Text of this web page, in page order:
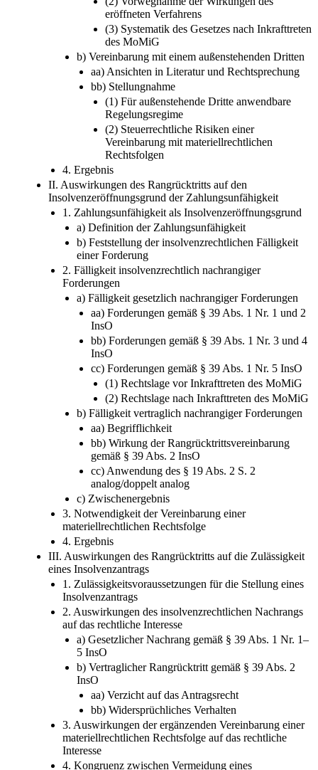
eröffneten Verfahrens
(3) Systematik des Gesetzes nach Inkrafttreten
des MoMiG
b) Vereinbarung mit einem außenstehenden Dritten
aa) Ansichten in Literatur und Rechtsprechung
bb) Stellungnahme
(1) Für außenstehende Dritte anwendbare
Regelungsregime
(2) Steuerrechtliche Risiken einer
Vereinbarung mit materiellrechtlichen
Rechtsfolgen
4. Ergebnis
II. Auswirkungen des Rangrücktritts auf den
Insolvenzeröffnungsgrund der Zahlungsunfähigkeit
1. Zahlungsunfähigkeit als Insolvenzeröffnungsgrund
a) Definition der Zahlungsunfähigkeit
b) Feststellung der insolvenzrechtlichen Fälligkeit
einer Forderung
2. Fälligkeit insolvenzrechtlich nachrangiger
Forderungen
a) Fälligkeit gesetzlich nachrangiger Forderungen
aa) Forderungen gemäß § 39 Abs. 1 Nr. 1 und 2
InsO
bb) Forderungen gemäß § 39 Abs. 1 Nr. 3 und 4
InsO
cc) Forderungen gemäß § 39 Abs. 1 Nr. 5 InsO
(1) Rechtslage vor Inkrafttreten des MoMiG
(2) Rechtslage nach Inkrafttreten des MoMiG
b) Fälligkeit vertraglich nachrangiger Forderungen
aa) Begrifflichkeit
bb) Wirkung der Rangrücktrittsvereinbarung
gemäß § 39 Abs. 2 InsO
cc) Anwendung des § 19 Abs. 2 S. 2
analog/doppelt analog
c) Zwischenergebnis
3. Notwendigkeit der Vereinbarung einer
materiellrechtlichen Rechtsfolge
4. Ergebnis
III. Auswirkungen des Rangrücktritts auf die Zulässigkeit
eines Insolvenzantrags
1. Zulässigkeitsvoraussetzungen für die Stellung eines
Insolvenzantrags
2. Auswirkungen des insolvenzrechtlichen Nachrangs
auf das rechtliche Interesse
a) Gesetzlicher Nachrang gemäß § 39 Abs. 1 Nr. 1–
5 InsO
b) Vertraglicher Rangrücktritt gemäß § 39 Abs. 2
InsO
aa) Verzicht auf das Antragsrecht
bb) Widersprüchliches Verhalten
3. Auswirkungen der ergänzenden Vereinbarung einer
materiellrechtlichen Rechtsfolge auf das rechtliche
Interesse
4. Kongruenz zwischen Vermeidung eines